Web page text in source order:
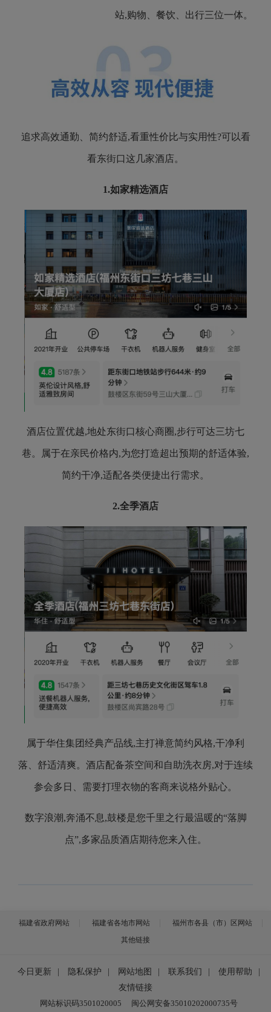
站,购物、餐饮、出行三位一体。
追求高效通勤、简约舒适,看重性价比与实用性?可以看
看东街口这几家酒店。
1.如家精选酒店
酒店位置优越,地处东街口核心商圈,步行可达三坊七
巷。属于在亲民价格内,为您打造超出预期的舒适体验,
简约干净,适配各类便捷出行需求。
2.全季酒店
属于华住集团经典产品线,主打禅意简约风格,干净利
落、舒适清爽。酒店配备茶空间和自助洗衣房,对于连续
参会多日、需要打理衣物的客商来说格外贴心。
数字浪潮,奔涌不息,鼓楼是您千里之行最温暖的“落脚
点”,多家品质酒店期待您来入住。
福建省政府网站 福建省各地市网站
福州市各县（市）区网站
其他链接
今日更新 隐私保护 网站地图 联系我们 使用帮助
友情链接
网站标识码3501020005
闽公网安备35010202000735号